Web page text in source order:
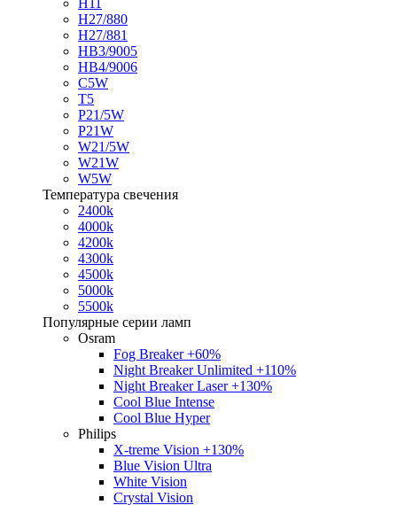
H11
H27/880
H27/881
HB3/9005
HB4/9006
C5W
T5
P21/5W
P21W
W21/5W
W21W
W5W
Температура свечения
2400k
4000k
4200k
4300k
4500k
5000k
5500k
Популярные серии ламп
Osram
Fog Breaker +60%
Night Breaker Unlimited +110%
Night Breaker Laser +130%
Cool Blue Intense
Cool Blue Hyper
Philips
X-treme Vision +130%
Blue Vision Ultra
White Vision
Crystal Vision